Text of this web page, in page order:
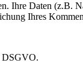
Ihre Daten (z.B.
Ihres
DSGVO.